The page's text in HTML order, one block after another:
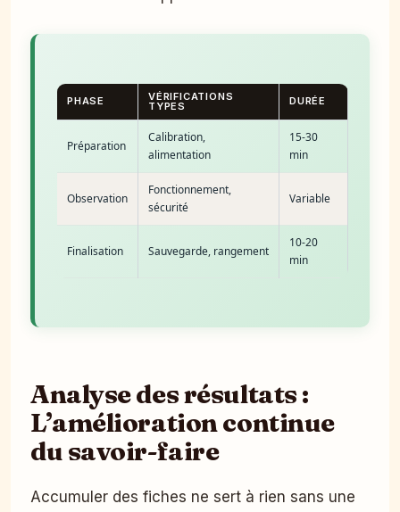
PHASE VÉRIFICATIONS
TYPES DURÉE
Préparation
Calibration,
alimentation
15-30
min
Observation
Fonctionnement,
sécurité
Variable
Finalisation Sauvegarde, rangement
10-20
min
Analyse des résultats :
L’amélioration continue
du savoir-faire
Accumuler des fiches ne sert à rien sans une